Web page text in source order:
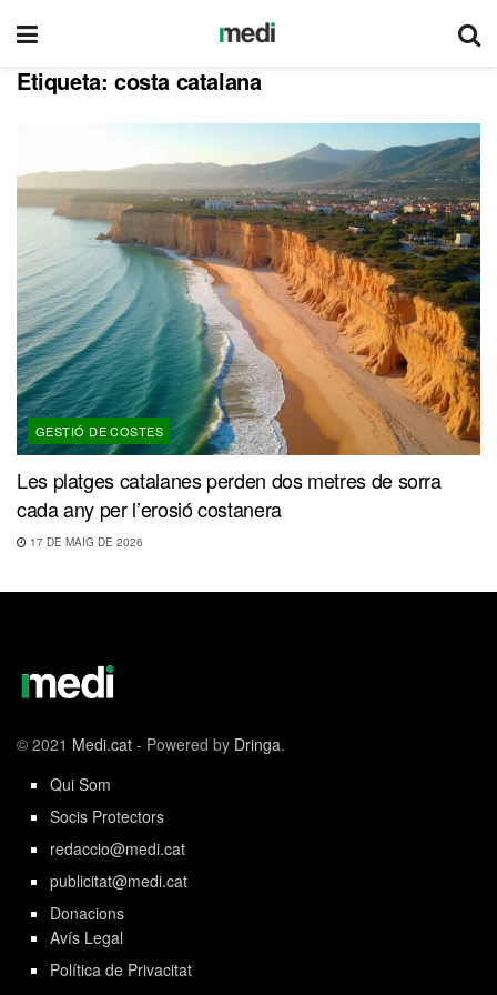
Etiqueta: costa catalana
GESTIÓ DE COSTES
Les platges catalanes perden dos metres de sorra
cada any per l’erosió costanera
17 DE MAIG DE 2026
© 2021 Medi.cat - Powered by Dringa.
Qui Som
Socis Protectors
redaccio@medi.cat
publicitat@medi.cat
Donacions
Avís Legal
Política de Privacitat